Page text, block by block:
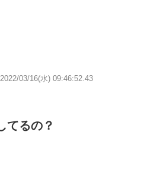
2022/03/16(水) 09:46:52.43
てるの？